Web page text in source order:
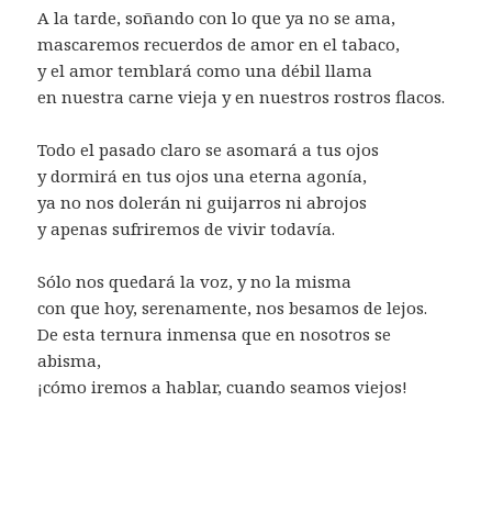
A la tarde, soñando con lo que ya no se ama,
mascaremos recuerdos de amor en el tabaco,
y el amor temblará como una débil llama
en nuestra carne vieja y en nuestros rostros flacos.
Todo el pasado claro se asomará a tus ojos
y dormirá en tus ojos una eterna agonía,
ya no nos dolerán ni guijarros ni abrojos
y apenas sufriremos de vivir todavía.
Sólo nos quedará la voz, y no la misma
con que hoy, serenamente, nos besamos de lejos.
De esta ternura inmensa que en nosotros se
abisma,
¡cómo iremos a hablar, cuando seamos viejos!